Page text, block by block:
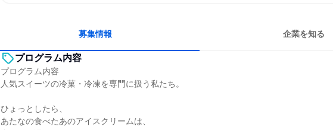
募集情報 企業を知る
プログラム内容
プログラム内容
人気スイーツの冷菓・冷凍を専門に扱う私たち。
ひょっとしたら、
あたなの食べたあのアイスクリームは、